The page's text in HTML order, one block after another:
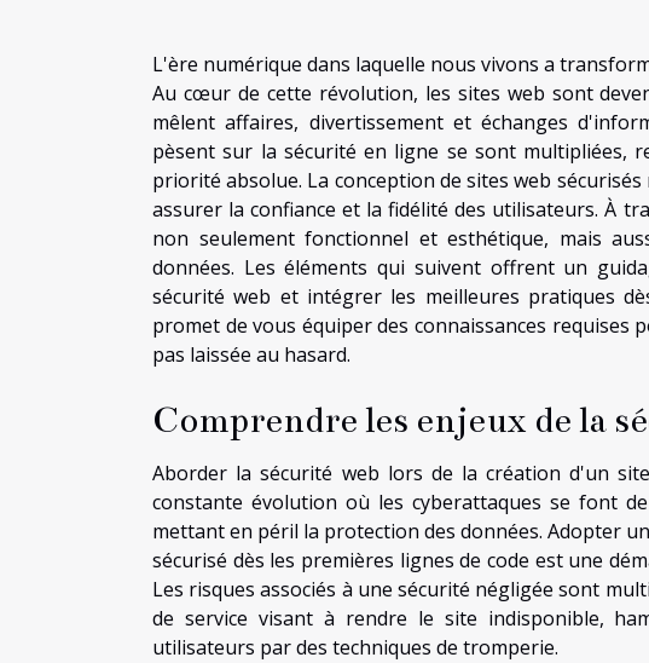
L'ère numérique dans laquelle nous vivons a
Au cœur de cette révolution, les sites web sont
mêlent affaires, divertissement et échanges
pèsent sur la sécurité en ligne se sont multipliées,
priorité absolue. La conception de sites web
assurer la confiance et la fidélité des utilisateurs. À
non seulement fonctionnel et esthétique, mais
données. Les éléments qui suivent offrent un
sécurité web et intégrer les meilleures pratiques
promet de vous équiper des connaissances
pas laissée au hasard.
Comprendre les enjeux de la
Aborder la sécurité web lors de la création d'un
constante évolution où les cyberattaques se font
mettant en péril la protection des données. Adopter
sécurisé dès les premières lignes de code est une
Les risques associés à une sécurité négligée sont
de service visant à rendre le site indisponible,
utilisateurs par des techniques de tromperie.